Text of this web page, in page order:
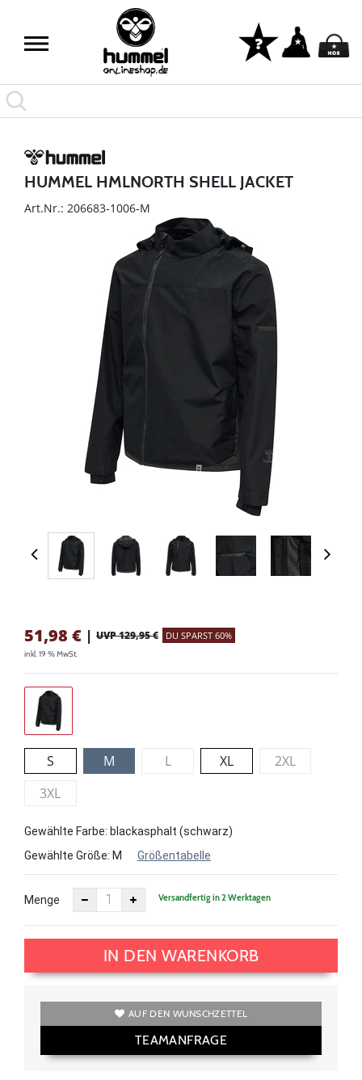
HUMMEL HMLNORTH SHELL JACKET
Art.Nr.: 206683-1006-M
51,98 € | UVP 129,95 € DU SPARST 60%
inkl. 19 % MwSt.
S M L XL
2XL
3XL
Gewählte Farbe: blackasphalt (schwarz)
Gewählte Größe: M Größentabelle
Menge Versandfertig in 2 Werktagen
IN DEN WARENKORB
AUF DEN WUNSCHZETTEL
TEAMANFRAGE